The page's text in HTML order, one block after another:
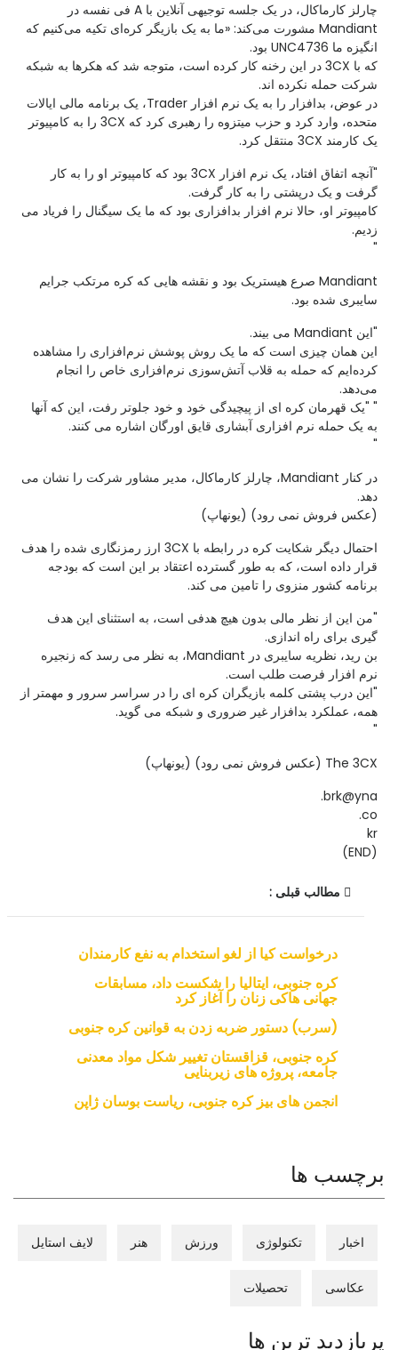
چارلز کارماکال، در یک جلسه توجیهی آنلاین با A فی نفسه در
Mandiant مشورت می‌کند: «ما به یک بازیگر کره‌ای تکیه می‌کنیم که
انگیزه ما UNC4736 بود.
که با 3CX در این رخنه کار کرده است، متوجه شد که هکرها به شبکه
شرکت حمله نکرده اند.
در عوض، بدافزار را به یک نرم افزار Trader، یک برنامه مالی ایالات
متحده، وارد کرد و حزب میتزوه را رهبری کرد که 3CX را به کامپیوتر
یک کارمند 3CX منتقل کرد.
"آنچه اتفاق افتاد، یک نرم افزار 3CX بود که کامپیوتر او را به کار
گرفت و یک درپشتی را به کار گرفت.
کامپیوتر او، حالا نرم افزار بدافزاری بود که ما یک سیگنال را فریاد می
زدیم.
"
Mandiant صرع هیستریک بود و نقشه هایی که کره مرتکب جرایم
سایبری شده بود.
"این Mandiant می بیند.
این همان چیزی است که ما یک روش پوشش نرم‌افزاری را مشاهده
کرده‌ایم که حمله به قلاب آتش‌سوزی نرم‌افزاری خاص را انجام
می‌دهد.
" "یک قهرمان کره ای از پیچیدگی خود و خود جلوتر رفت، این که آنها
به یک حمله نرم افزاری آبشاری قایق اورگان اشاره می کنند.
"
در کنار Mandiant، چارلز کارماکال، مدیر مشاور شرکت را نشان می
دهد.
(عکس فروش نمی رود) (یونهاپ)
احتمال دیگر شکایت کره در رابطه با 3CX ارز رمزنگاری شده را هدف
قرار داده است، که به طور گسترده اعتقاد بر این است که بودجه
برنامه کشور منزوی را تامین می کند.
"من این از نظر مالی بدون هیچ هدفی است، به استثنای این هدف
گیری برای راه اندازی.
بن رید، نظریه سایبری در Mandiant، به نظر می رسد که زنجیره
نرم افزار فرصت طلب است.
"این درب پشتی کلمه بازیگران کره ای را در سراسر سرور و مهمتر از
همه، عملکرد بدافزار غیر ضروری و شبکه می گوید.
"
The 3CX (عکس فروش نمی رود) (یونهاپ)
brk@yna.
co.
kr
(END)
مطالب قبلی :
درخواست کیا از لغو استخدام به نفع کارمندان
کره جنوبی، ایتالیا را شکست داد، مسابقات
جهانی هاکی زنان را آغاز کرد
(سرب) دستور ضربه زدن به قوانین کره جنوبی
کره جنوبی، قزاقستان تغییر شکل مواد معدنی
جامعه، پروژه های زیربنایی
انجمن های بیز کره جنوبی، ریاست بوسان ژاپن
برچسب ها
اخبار تکنولوژی ورزش هنر لایف استایل
عکاسی تحصیلات
پربازدید ترین ها